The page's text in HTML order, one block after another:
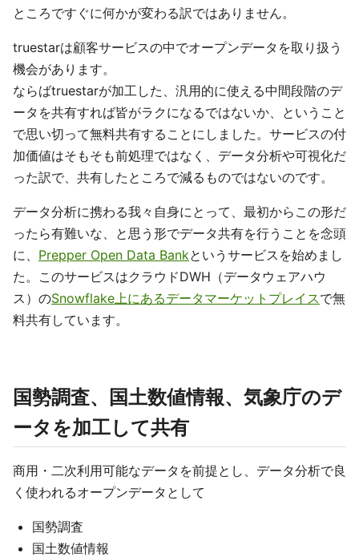
ところですぐに何かが変わる訳ではありません。
truestarは顧客サービスの中でオープンデータを取り扱う
機会があります。
ならばtruestarが加工した、汎用的に使える中間段階のデ
ータを共有すれば皆がラクになるではないか、ということ
で思い切って無料共有することにしました。サービスの付
加価値はそもそも前処理ではなく、データ分析や可視化だ
った訳で、共有したところで減るものではないのです。
データ分析に携わる我々自身にとって、最初からこの形だ
ったら有難いな、と思う形でデータ共有を行うことを念頭
に、 Prepper Open Data Bankというサービスを始めまし
た。このサービスはクラウドDWH（データウェアハウ
ス）のSnowflake上にあるデータマーケットプレイスで無
料共有しています。
国勢調査、国土数値情報、気象庁のデ
ータを加工して共有
商用・二次利用可能なデータを前提とし、データ分析で良
く使われるオープンデータとして
国勢調査
国土数値情報